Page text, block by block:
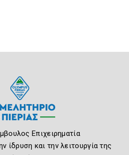
Επιχειρηματία
ίδρυση και την λειτουργία της